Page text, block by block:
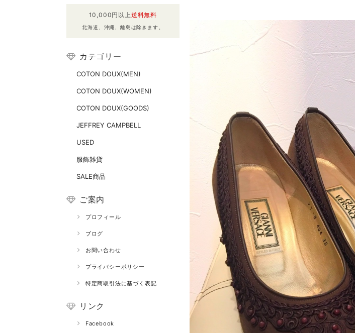
10,000円以上送料無料
北海道、沖縄、離島は除きます。
カテゴリー
COTON DOUX(MEN)
COTON DOUX(WOMEN)
COTON DOUX(GOODS)
JEFFREY CAMPBELL
USED
服飾雑貨
SALE商品
ご案内
プロフィール
ブログ
お問い合わせ
プライバシーポリシー
特定商取引法に基づく表記
リンク
Facebook